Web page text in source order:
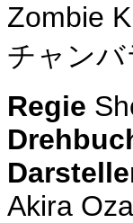
Zombie
チャンバ
Regie
Akira